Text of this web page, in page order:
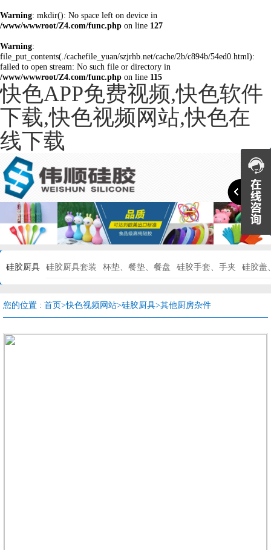
Warning: mkdir(): No space left on device in
/www/wwwroot/Z4.com/func.php on line 127
Warning:
file_put_contents(./cachefile_yuan/szjrhb.net/cache/2b/c894b/54ed0.html):
failed to open stream: No such file or directory in
/www/wwwroot/Z4.com/func.php on line 115
快色APP免费视频,快色软件
下载,快色视频网站,快色在
线下载

硅胶厨具 硅胶厨具套装 杯垫、餐垫、餐盘 硅胶手套、手夹 硅胶盖
您的位置 : 首页>快色视频网站>硅胶厨具>其他厨房杂件